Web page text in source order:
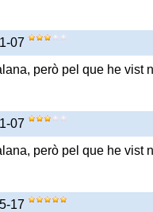
07
però pel que he vist
07
però pel que he vist
17